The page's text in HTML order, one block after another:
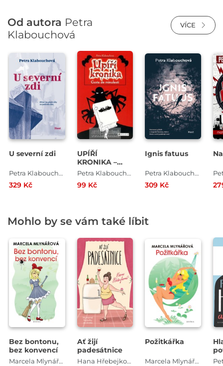
Od autora Petra
Klabouchová
VÍCE
U severní zdi
Petra Klabouchová
329 Kč
UPÍŘÍ
KRONIKA –
Cesta do
Petra Klabouchová , Petr Palma
99 Kč
Ignis fatuus
Petra Klabouchová
309 Kč
Mohlo by se vám také líbit
Bez bontonu,
bez konvencí
Marcela Mlynářová
Ať žijí
padesátnice
Hana Hřebejková
Požitkářka
Marcela Mlynářová